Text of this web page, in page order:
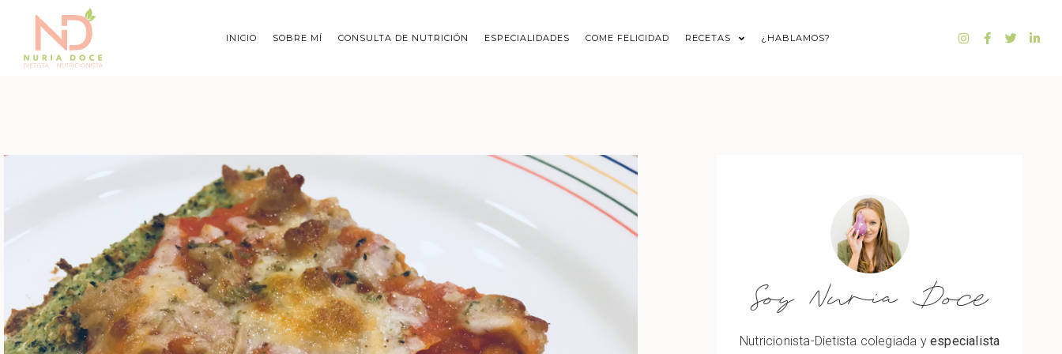
INICIO SOBRE MÍ CONSULTA DE NUTRICIÓN ESPECIALIDADES COME FELICIDAD RECETAS ¿HABLAMOS?
Soy Nuria Doce
Nutricionista-Dietista colegiada y especialista